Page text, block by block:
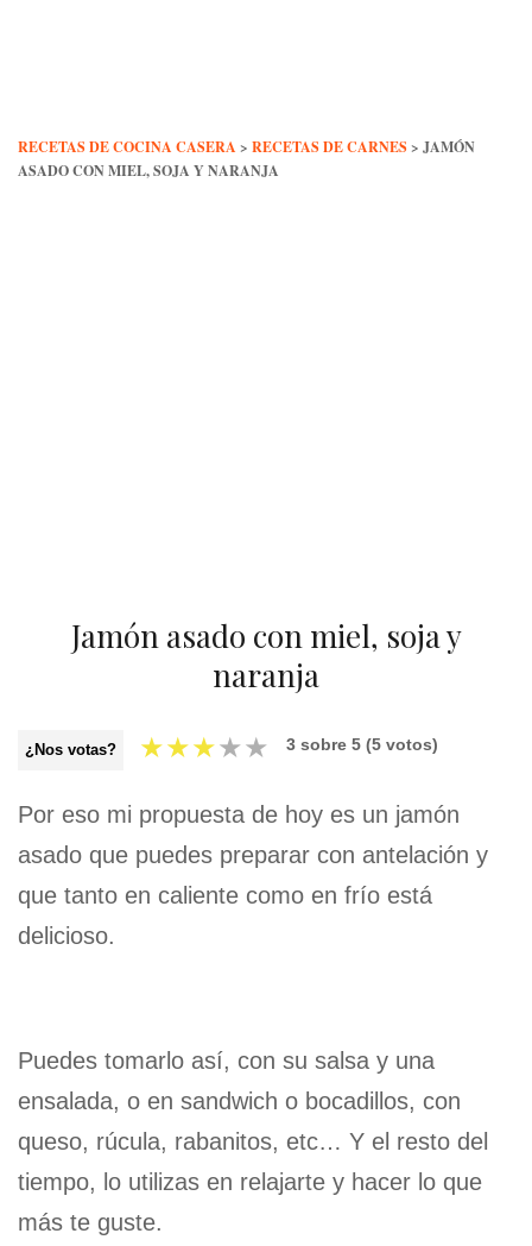
RECETAS DE COCINA CASERA > RECETAS DE CARNES > JAMÓN
ASADO CON MIEL, SOJA Y NARANJA
Jamón asado con miel, soja y
naranja
¿Nos votas? ★★★★★ 3 sobre 5 (5 votos)
Por eso mi propuesta de hoy es un jamón
asado que puedes preparar con antelación y
que tanto en caliente como en frío está
delicioso.
Puedes tomarlo así, con su salsa y una
ensalada, o en sandwich o bocadillos, con
queso, rúcula, rabanitos, etc… Y el resto del
tiempo, lo utilizas en relajarte y hacer lo que
más te guste.